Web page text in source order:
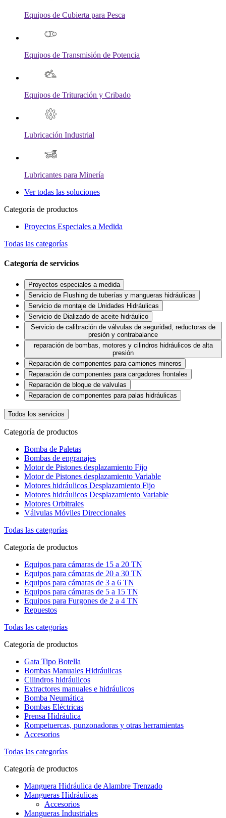
Equipos de Cubierta para Pesca
Equipos de Transmisión de Potencia
Equipos de Trituración y Cribado
Lubricación Industrial
Lubricantes para Minería
Ver todas las soluciones
Categoría de productos
Proyectos Especiales a Medida
Todas las categorías
Categoría de servicios
Proyectos especiales a medida
Servicio de Flushing de tuberías y mangueras hidráulicas
Servicio de montaje de Unidades Hidráulicas
Servicio de Dializado de aceite hidráulico
Servicio de calibración de válvulas de seguridad, reductoras de
presión y contrabalance
reparación de bombas, motores y cilindros hidráulicos de alta
presión
Reparación de componentes para camiones mineros
Reparación de componentes para cargadores frontales
Reparación de bloque de valvulas
Reparacion de componentes para palas hidráulicas
Todos los servicios
Categoría de productos
Bomba de Paletas
Bombas de engranajes
Motor de Pistones desplazamiento Fijo
Motor de Pistones desplazamiento Variable
Motores hidráulicos Desplazamiento Fijo
Motores hidráulicos Desplazamiento Variable
Motores Orbitrales
Válvulas Móviles Direccionales
Todas las categorías
Categoría de productos
Equipos para cámaras de 15 a 20 TN
Equipos para cámaras de 20 a 30 TN
Equipos para cámaras de 3 a 6 TN
Equipos para cámaras de 5 a 15 TN
Equipos para Furgones de 2 a 4 TN
Repuestos
Todas las categorías
Categoría de productos
Gata Tipo Botella
Bombas Manuales Hidráulicas
Cilindros hidráulicos
Extractores manuales e hidráulicos
Bomba Neumática
Bombas Eléctricas
Prensa Hidráulica
Rompetuercas, punzonadoras y otras herramientas
Accesorios
Todas las categorías
Categoría de productos
Manguera Hidráulica de Alambre Trenzado
Mangueras Hidráulicas
Accesorios
Mangueras Industriales